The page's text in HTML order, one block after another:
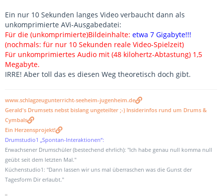
Ein nur 10 Sekunden langes Video verbaucht dann als
unkomprimierte AVi-Ausgabedatei:
Für die (unkomprimierte)Bildeinhalte: etwa 7 Gigabyte!!!
(nochmals: für nur 10 Sekunden reale Video-Spielzeit)
Für unkomprimiertes Audio mit (48 kilohertz-Abtastung) 1,5
Megabyte.
IRRE! Aber toll das es diesen Weg theoretisch doch gibt.
www.schlagzeugunterricht-seeheim-jugenheim.de
Gerald's Drumsets nebst bislang ungeteilter ;-) Insiderinfos rund um Drums &
Cymbals
Ein Herzensprojekt!
Drumstudio1 „Spontan-Interaktionen“:
Erwachsener Drumschüler (bestechend ehrlich): "Ich habe genau null komma null
geübt seit dem letzten Mal."
Küchenstudio1: "Dann lassen wir uns mal überraschen was die Gunst der
Tagesform Dir erlaubt."